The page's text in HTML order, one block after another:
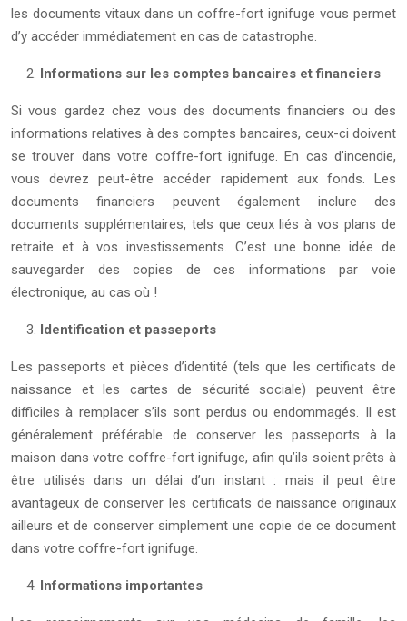
les documents vitaux dans un coffre-fort ignifuge vous permet
d’y accéder immédiatement en cas de catastrophe.
Informations sur les comptes bancaires et financiers
Si vous gardez chez vous des documents financiers ou des
informations relatives à des comptes bancaires, ceux-ci doivent
se trouver dans votre coffre-fort ignifuge. En cas d’incendie,
vous devrez peut-être accéder rapidement aux fonds. Les
documents financiers peuvent également inclure des
documents supplémentaires, tels que ceux liés à vos plans de
retraite et à vos investissements. C’est une bonne idée de
sauvegarder des copies de ces informations par voie
électronique, au cas où !
Identification et passeports
Les passeports et pièces d’identité (tels que les certificats de
naissance et les cartes de sécurité sociale) peuvent être
difficiles à remplacer s’ils sont perdus ou endommagés. Il est
généralement préférable de conserver les passeports à la
maison dans votre coffre-fort ignifuge, afin qu’ils soient prêts à
être utilisés dans un délai d’un instant : mais il peut être
avantageux de conserver les certificats de naissance originaux
ailleurs et de conserver simplement une copie de ce document
dans votre coffre-fort ignifuge.
Informations importantes